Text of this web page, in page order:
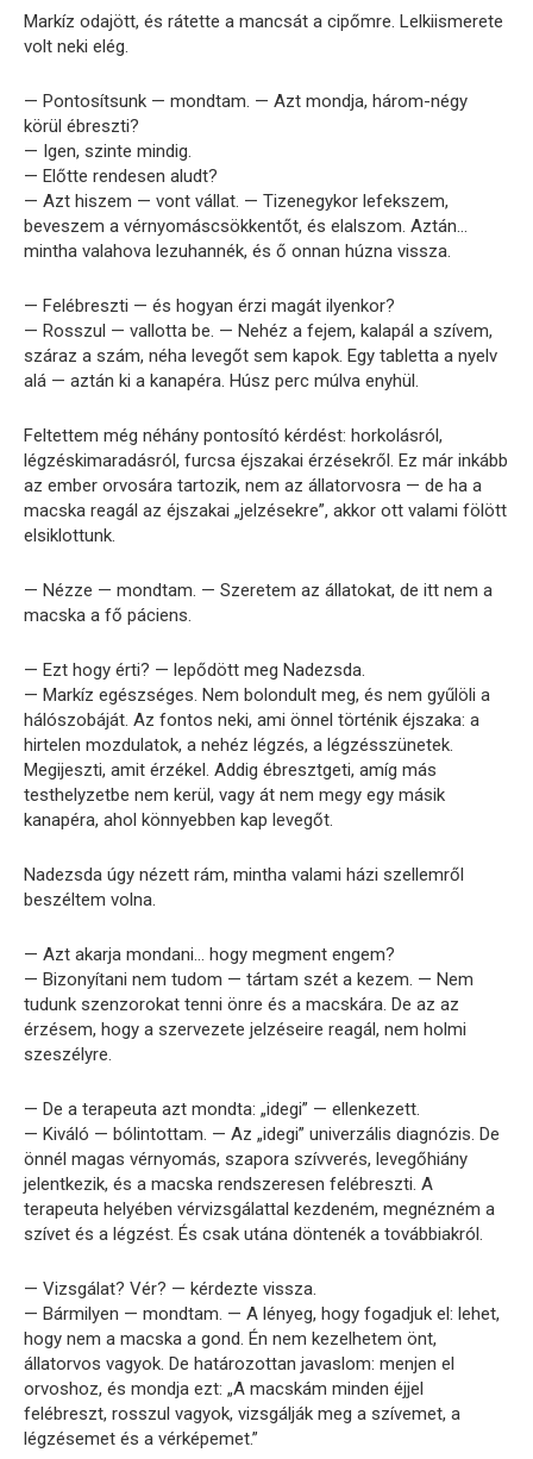
Markíz odajött, és rátette a mancsát a cipőmre. Lelkiismerete
volt neki elég.
— Pontosítsunk — mondtam. — Azt mondja, három-négy
körül ébreszti?
— Igen, szinte mindig.
— Előtte rendesen aludt?
— Azt hiszem — vont vállat. — Tizenegykor lefekszem,
beveszem a vérnyomáscsökkentőt, és elalszom. Aztán…
mintha valahova lezuhannék, és ő onnan húzna vissza.
— Felébreszti — és hogyan érzi magát ilyenkor?
— Rosszul — vallotta be. — Nehéz a fejem, kalapál a szívem,
száraz a szám, néha levegőt sem kapok. Egy tabletta a nyelv
alá — aztán ki a kanapéra. Húsz perc múlva enyhül.
Feltettem még néhány pontosító kérdést: horkolásról,
légzéskimaradásról, furcsa éjszakai érzésekről. Ez már inkább
az ember orvosára tartozik, nem az állatorvosra — de ha a
macska reagál az éjszakai „jelzésekre”, akkor ott valami fölött
elsiklottunk.
— Nézze — mondtam. — Szeretem az állatokat, de itt nem a
macska a fő páciens.
— Ezt hogy érti? — lepődött meg Nadezsda.
— Markíz egészséges. Nem bolondult meg, és nem gyűlöli a
hálószobáját. Az fontos neki, ami önnel történik éjszaka: a
hirtelen mozdulatok, a nehéz légzés, a légzésszünetek.
Megijeszti, amit érzékel. Addig ébresztgeti, amíg más
testhelyzetbe nem kerül, vagy át nem megy egy másik
kanapéra, ahol könnyebben kap levegőt.
Nadezsda úgy nézett rám, mintha valami házi szellemről
beszéltem volna.
— Azt akarja mondani… hogy megment engem?
— Bizonyítani nem tudom — tártam szét a kezem. — Nem
tudunk szenzorokat tenni önre és a macskára. De az az
érzésem, hogy a szervezete jelzéseire reagál, nem holmi
szeszélyre.
— De a terapeuta azt mondta: „idegi” — ellenkezett.
— Kiváló — bólintottam. — Az „idegi” univerzális diagnózis. De
önnél magas vérnyomás, szapora szívverés, levegőhiány
jelentkezik, és a macska rendszeresen felébreszti. A
terapeuta helyében vérvizsgálattal kezdeném, megnézném a
szívet és a légzést. És csak utána döntenék a továbbiakról.
— Vizsgálat? Vér? — kérdezte vissza.
— Bármilyen — mondtam. — A lényeg, hogy fogadjuk el: lehet,
hogy nem a macska a gond. Én nem kezelhetem önt,
állatorvos vagyok. De határozottan javaslom: menjen el
orvoshoz, és mondja ezt: „A macskám minden éjjel
felébreszt, rosszul vagyok, vizsgálják meg a szívemet, a
légzésemet és a vérképemet.”